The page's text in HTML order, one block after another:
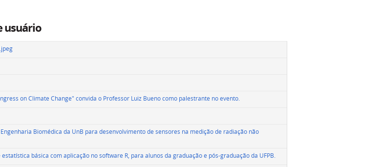
usuário
on Climate Change" convida o Professor Luiz Bueno como palestrante no evento.
Biomédica da UnB para desenvolvimento de sensores na medição de radiação não
básica com aplicação no software R, para alunos da graduação e pós-graduação da UFPB.